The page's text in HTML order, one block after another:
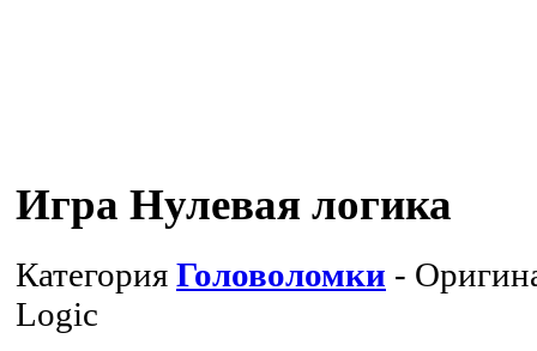
Игра Нулевая логика
Категория Головоломки -
Logic